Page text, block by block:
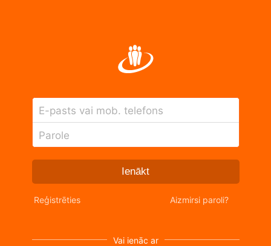
E-pasts vai mob. telefons
Parole
Ienākt
Reģistrēties Aizmirsi paroli?
Vai ienāc ar